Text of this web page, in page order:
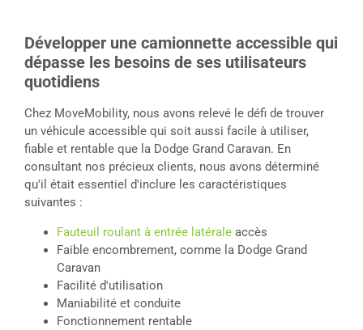
Développer une camionnette accessible qui
dépasse les besoins de ses utilisateurs
quotidiens
Chez MoveMobility, nous avons relevé le défi de trouver
un véhicule accessible qui soit aussi facile à utiliser,
fiable et rentable que la Dodge Grand Caravan. En
consultant nos précieux clients, nous avons déterminé
qu'il était essentiel d'inclure les caractéristiques
suivantes :
Fauteuil roulant à entrée latérale accès
Faible encombrement, comme la Dodge Grand
Caravan
Facilité d'utilisation
Maniabilité et conduite
Fonctionnement rentable